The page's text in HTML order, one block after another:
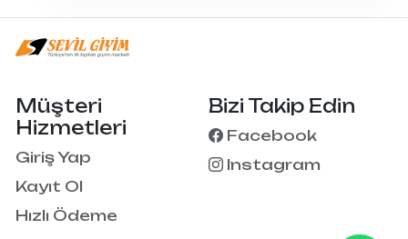
Müşteri
Hizmetleri
Giriş Yap
Kayıt Ol
Hızlı Ödeme
Bizi Takip Edin
Facebook
Instagram